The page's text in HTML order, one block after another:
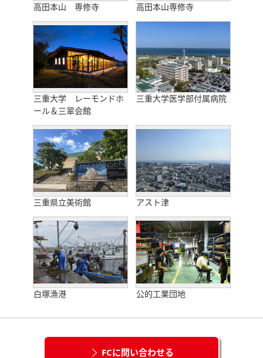
高田本山 専修寺 高田本山専修寺
三重大学 レーモンドホ
ール＆三翠会館
三重大学医学部付属病院
三重県立美術館 アスト津
白塚漁港 公的工業団地
FCに問い合わせる